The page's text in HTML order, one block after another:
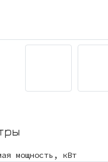
мощность, кВт